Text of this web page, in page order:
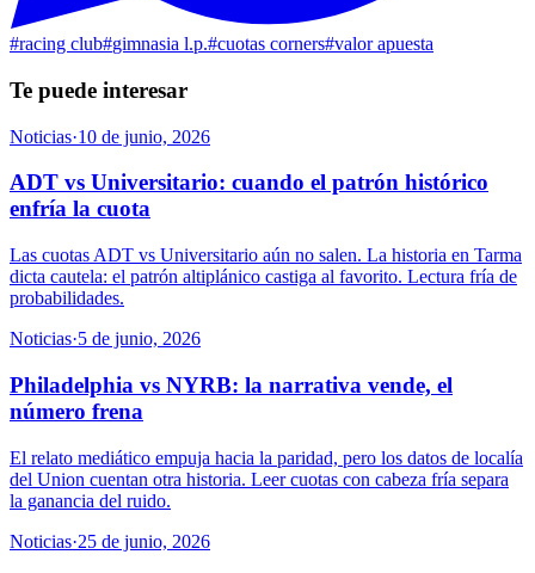
#racing club#gimnasia l.p.#cuotas corners#valor apuesta
Te puede interesar
Noticias·10 de junio, 2026
ADT vs Universitario: cuando el patrón histórico
enfría la cuota
Las cuotas ADT vs Universitario aún no salen. La historia en Tarma
dicta cautela: el patrón altiplánico castiga al favorito. Lectura fría de
probabilidades.
Noticias·5 de junio, 2026
Philadelphia vs NYRB: la narrativa vende, el
número frena
El relato mediático empuja hacia la paridad, pero los datos de localía
del Union cuentan otra historia. Leer cuotas con cabeza fría separa
la ganancia del ruido.
Noticias·25 de junio, 2026